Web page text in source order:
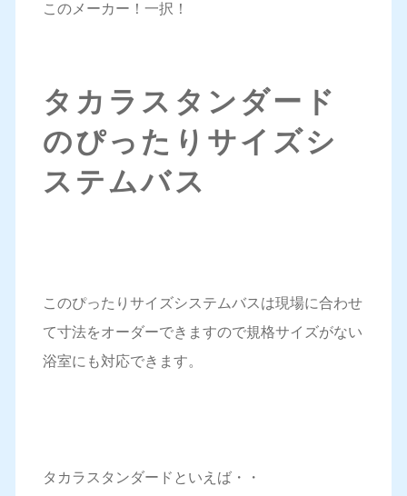
このメーカー！一択！
タカラスタンダード
のぴったりサイズシ
ステムバス
このぴったりサイズシステムバスは現場に合わせ
て寸法をオーダーできますので規格サイズがない
浴室にも対応できます。
タカラスタンダードといえば・・